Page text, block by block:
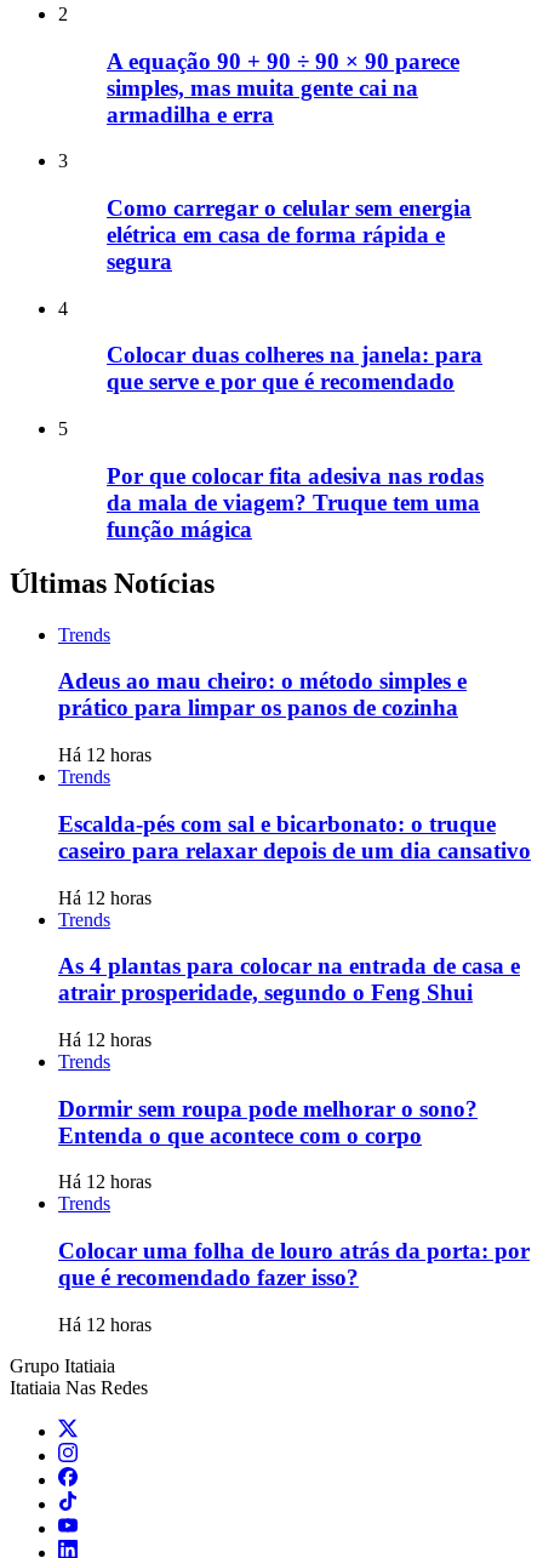
2
A equação 90 + 90 ÷ 90 × 90 parece
simples, mas muita gente cai na
armadilha e erra
3
Como carregar o celular sem energia
elétrica em casa de forma rápida e
segura
4
Colocar duas colheres na janela: para
que serve e por que é recomendado
5
Por que colocar fita adesiva nas rodas
da mala de viagem? Truque tem uma
função mágica
Últimas Notícias
Trends
Adeus ao mau cheiro: o método simples e
prático para limpar os panos de cozinha
Há 12 horas
Trends
Escalda-pés com sal e bicarbonato: o truque
caseiro para relaxar depois de um dia cansativo
Há 12 horas
Trends
As 4 plantas para colocar na entrada de casa e
atrair prosperidade, segundo o Feng Shui
Há 12 horas
Trends
Dormir sem roupa pode melhorar o sono?
Entenda o que acontece com o corpo
Há 12 horas
Trends
Colocar uma folha de louro atrás da porta: por
que é recomendado fazer isso?
Há 12 horas
Grupo Itatiaia
Itatiaia Nas Redes